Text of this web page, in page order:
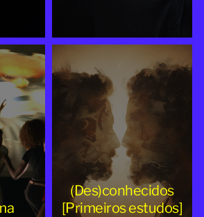
(Des)conhecidos
[Primeiros estudos]